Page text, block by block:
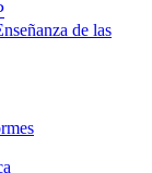
de las